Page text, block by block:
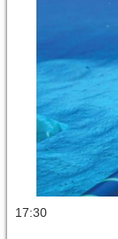
17:30